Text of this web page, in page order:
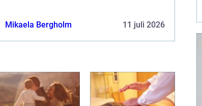
Mikaela Bergholm 11 juli 2026